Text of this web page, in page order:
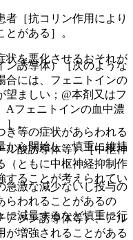
誘導体）［次のような
合には、フェニトインの
望ましい；@本剤又はフ
Aフェニトインの血中濃
。
酸誘導体等）［中枢神
（ともに中枢神経抑制作
することが考えられてい
ジン誘導体等）、アル
が増強されることがある
［抗コリン作用により
がある］。
を悪化させるおそれが
等の症状があらわれる
から開始し、慎重に維持
激な減少ないし投与の
らわれることがあるの
に減量するなど慎重に行